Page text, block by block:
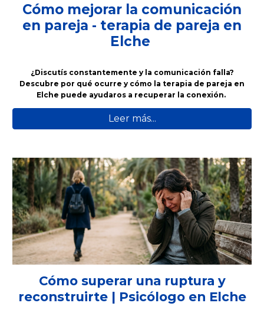
Cómo mejorar la comunicación
en pareja - terapia de pareja en
Elche
¿Discutís constantemente y la comunicación falla?
Descubre por qué ocurre y cómo la terapia de pareja en
Elche puede ayudaros a recuperar la conexión.
Leer más...
Cómo superar una ruptura y
reconstruirte | Psicólogo en Elche